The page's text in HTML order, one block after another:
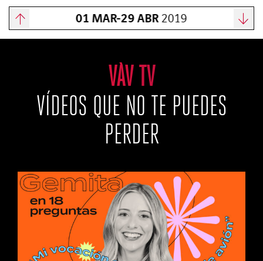
01 MAR-29 ABR2019
VÀV TV
VÍDEOS QUE NO TE PUEDES
PERDER